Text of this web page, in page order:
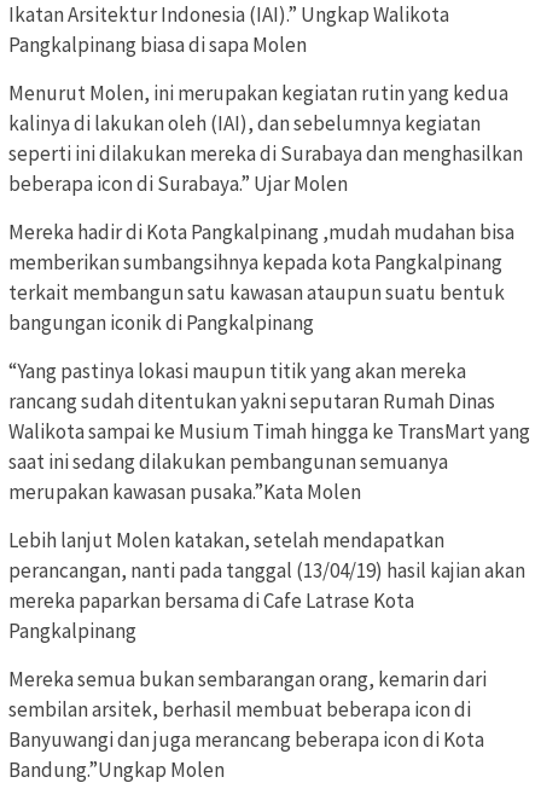
Ikatan Arsitektur Indonesia (IAI).” Ungkap Walikota
Pangkalpinang biasa di sapa Molen
Menurut Molen, ini merupakan kegiatan rutin yang kedua
kalinya di lakukan oleh (IAI), dan sebelumnya kegiatan
seperti ini dilakukan mereka di Surabaya dan menghasilkan
beberapa icon di Surabaya.” Ujar Molen
Mereka hadir di Kota Pangkalpinang ,mudah mudahan bisa
memberikan sumbangsihnya kepada kota Pangkalpinang
terkait membangun satu kawasan ataupun suatu bentuk
bangungan iconik di Pangkalpinang
“Yang pastinya lokasi maupun titik yang akan mereka
rancang sudah ditentukan yakni seputaran Rumah Dinas
Walikota sampai ke Musium Timah hingga ke TransMart yang
saat ini sedang dilakukan pembangunan semuanya
merupakan kawasan pusaka.”Kata Molen
Lebih lanjut Molen katakan, setelah mendapatkan
perancangan, nanti pada tanggal (13/04/19) hasil kajian akan
mereka paparkan bersama di Cafe Latrase Kota
Pangkalpinang
Mereka semua bukan sembarangan orang, kemarin dari
sembilan arsitek, berhasil membuat beberapa icon di
Banyuwangi dan juga merancang beberapa icon di Kota
Bandung.”Ungkap Molen